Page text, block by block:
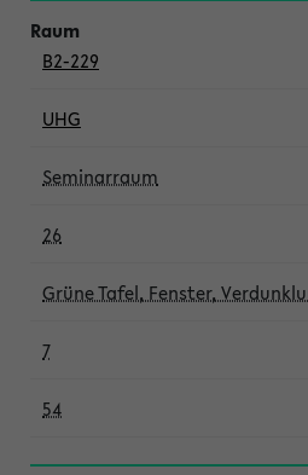
B2-229
UHG
Seminarraum
26
Grüne Tafel, Fenster,
7
54